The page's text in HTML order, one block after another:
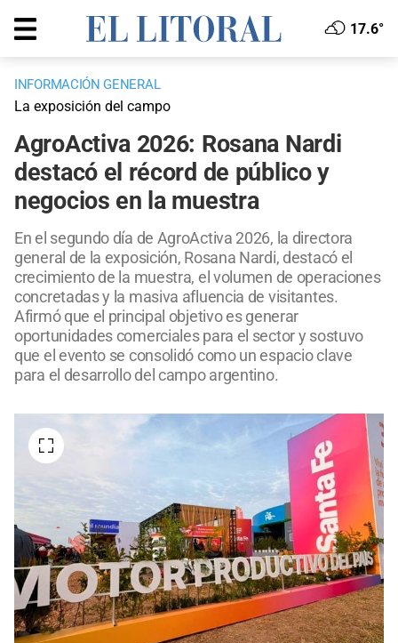
17.6°
INFORMACIÓN GENERAL
La exposición del campo
AgroActiva 2026: Rosana Nardi
destacó el récord de público y
negocios en la muestra
En el segundo día de AgroActiva 2026, la directora
general de la exposición, Rosana Nardi, destacó el
crecimiento de la muestra, el volumen de operaciones
concretadas y la masiva afluencia de visitantes.
Afirmó que el principal objetivo es generar
oportunidades comerciales para el sector y sostuvo
que el evento se consolidó como un espacio clave
para el desarrollo del campo argentino.